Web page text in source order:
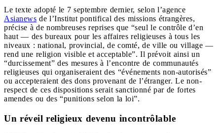
Le texte adopté le 7 septembre dernier, selon l’agence
Asianews de l’Institut pontifical des missions étrangères,
précise à de nombreuses reprises que “seul le contrôle d’en
haut — des bureaux pour les affaires religieuses à tous les
niveaux : national, provincial, de comté, de ville ou village —
rend une religion visible et acceptable”. Il prévoit ainsi un
“durcissement” des mesures à l’encontre de communautés
religieuses qui organiseraient des “événements non-autorisés”
ou accepteraient des dons provenant de l’étranger. Le non-
respect de ces dispositions serait sanctionné par de fortes
amendes ou des “punitions selon la loi”.
Un réveil religieux devenu incontrôlable